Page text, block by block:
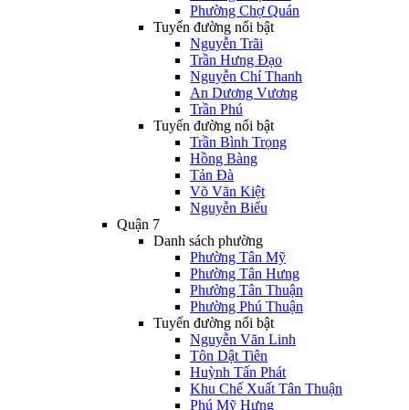
Phường Chợ Quán
Tuyến đường nổi bật
Nguyễn Trãi
Trần Hưng Đạo
Nguyễn Chí Thanh
An Dương Vương
Trần Phú
Tuyến đường nổi bật
Trần Bình Trọng
Hồng Bàng
Tản Đà
Võ Văn Kiệt
Nguyễn Biểu
Quận 7
Danh sách phường
Phường Tân Mỹ
Phường Tân Hưng
Phường Tân Thuận
Phường Phú Thuận
Tuyến đường nổi bật
Nguyễn Văn Linh
Tôn Dật Tiên
Huỳnh Tấn Phát
Khu Chế Xuất Tân Thuận
Phú Mỹ Hưng